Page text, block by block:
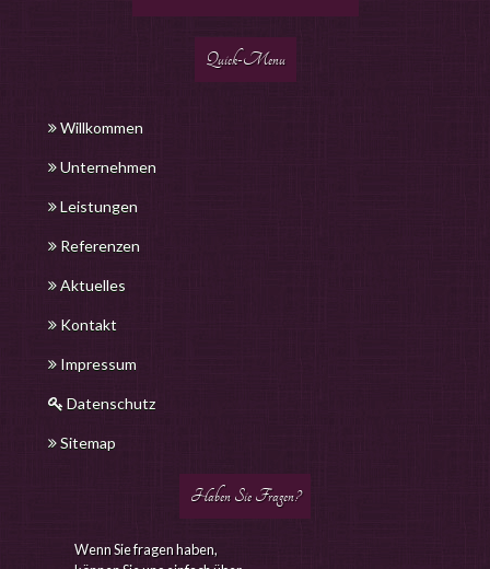
Quick-Menu
Willkommen
Unternehmen
Leistungen
Referenzen
Aktuelles
Kontakt
Impressum
Datenschutz
Sitemap
Haben Sie Fragen?
Wenn Sie fragen haben,